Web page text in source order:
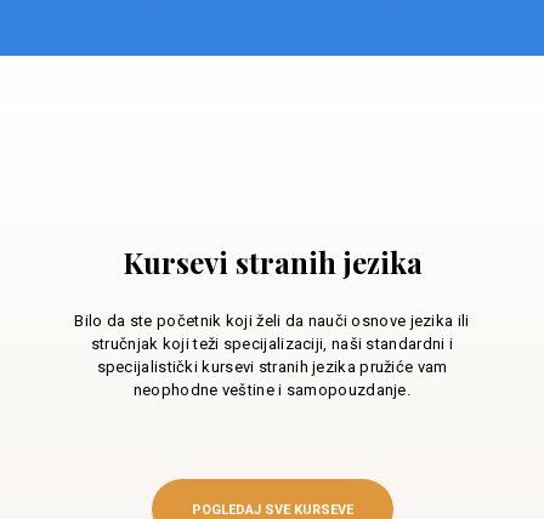
Kursevi stranih jezika
Bilo da ste početnik koji želi da nauči osnove jezika ili
stručnjak koji teži specijalizaciji, naši standardni i
specijalistički kursevi stranih jezika pružiće vam
neophodne veštine i samopouzdanje.
POGLEDAJ SVE KURSEVE